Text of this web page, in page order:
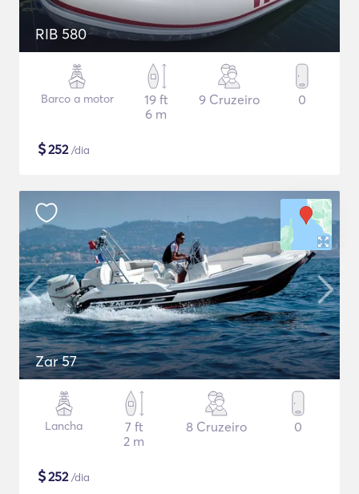
RIB 580
Barco a motor
19 ft
6 m
9 Cruzeiro 0
$252/dia
Zar 57
Lancha
7 ft
2 m
8 Cruzeiro 0
$252/dia